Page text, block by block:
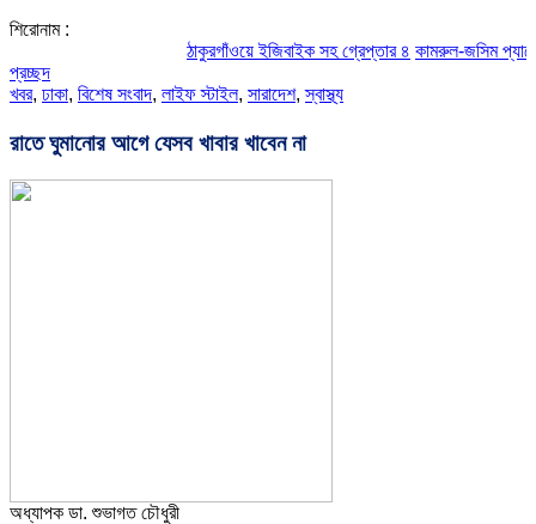
শিরোনাম :
ঠাকুরগাঁওয়ে ইজিবাইক সহ গ্রেপ্তার ৪ কামরুল-জসিম প্যানেলের
প্রচ্ছদ
খবর, ঢাকা, বিশেষ সংবাদ, লাইফ স্টাইল, সারাদেশ,স্বাস্থ্য
রাতে ঘুমানোর আগে যেসব খাবার খাবেন না
অধ্যাপক ডা. শুভাগত চৌধুরী